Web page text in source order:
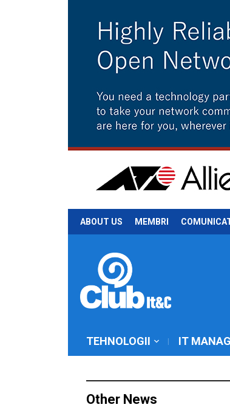
ABOUT US MEMBRI
TEHNOLOGII IT
Other News